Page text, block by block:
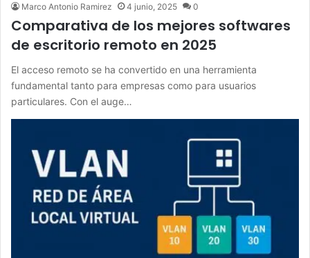
Marco Antonio Ramirez 4 junio, 2025 0
Comparativa de los mejores softwares
de escritorio remoto en 2025
El acceso remoto se ha convertido en una herramienta
fundamental tanto para empresas como para usuarios
particulares. Con el auge…